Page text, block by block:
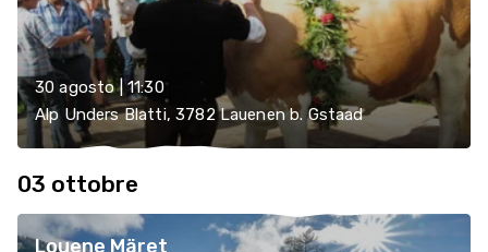
30 agosto | 11:30
Alp Unders Blatti, 3782 Lauenen b. Gstaad
03 ottobre
Louene Märet